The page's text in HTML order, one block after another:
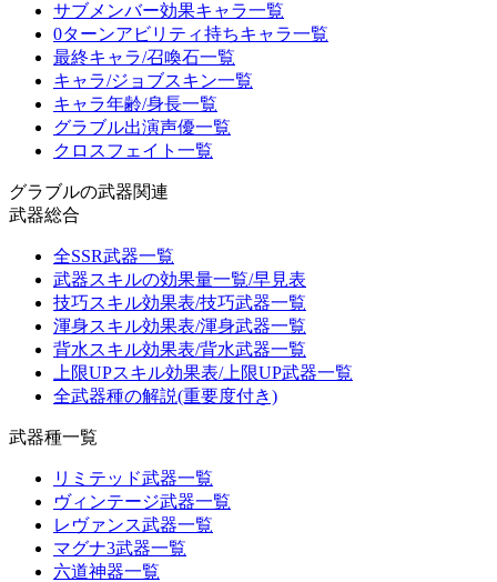
サブメンバー効果キャラ一覧
0ターンアビリティ持ちキャラ一覧
最終キャラ/召喚石一覧
キャラ/ジョブスキン一覧
キャラ年齢/身長一覧
グラブル出演声優一覧
クロスフェイト一覧
グラブルの武器関連
武器総合
全SSR武器一覧
武器スキルの効果量一覧/早見表
技巧スキル効果表/技巧武器一覧
渾身スキル効果表/渾身武器一覧
背水スキル効果表/背水武器一覧
上限UPスキル効果表/上限UP武器一覧
全武器種の解説(重要度付き)
武器種一覧
リミテッド武器一覧
ヴィンテージ武器一覧
レヴァンス武器一覧
マグナ3武器一覧
六道神器一覧